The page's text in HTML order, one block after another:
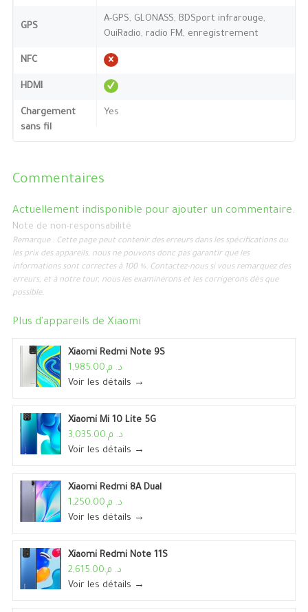
GPS
A-GPS, GLONASS, BDSport infrarouge,
OuiRadio, radio FM, enregistrement
NFC
HDMI
Chargement
sans fil
Yes
Commentaires
Actuellement indisponible pour ajouter un commentaire.
Note de non-responsabilité
Remarque : Cette page peut contenir des erreurs dans les spécifications ou
les prix des appareils, nous ne pouvons donc pas garantir que les
informations sont correctes à 100 %. Contactez-nous si vous remarquez des
erreurs, et à notre tour, nous les examinerons et les corrigerons dès que
possible.
Plus d'appareils de Xiaomi
Xiaomi Redmi Note 9S
د. م.1,985.00
Voir les détails →
Xiaomi Mi 10 Lite 5G
د. م.3,035.00
Voir les détails →
Xiaomi Redmi 8A Dual
د. م.1,250.00
Voir les détails →
Xiaomi Redmi Note 11S
د. م.2,615.00
Voir les détails →